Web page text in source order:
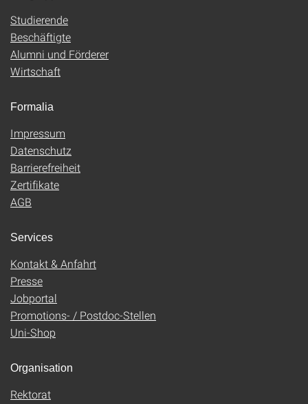
Studierende
Beschäftigte
Alumni und Förderer
Wirtschaft
Formalia
Impressum
Datenschutz
Barrierefreiheit
Zertifikate
AGB
Services
Kontakt & Anfahrt
Presse
Jobportal
Promotions- / Postdoc-Stellen
Uni-Shop
Organisation
Rektorat